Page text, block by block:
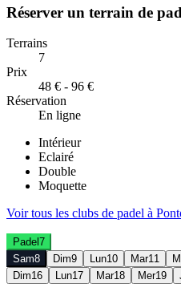
Réserver un terrain de
Terrains
7
Prix
48 € - 96 €
Réservation
En ligne
Intérieur
Eclairé
Double
Moquette
Voir tous les clubs de padel à
Padel 7
Sam8 Dim9 Lun10 Mar11
Dim16 Lun17 Mar18 Mer19